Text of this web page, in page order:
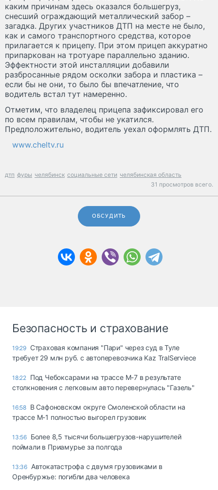
каким причинам здесь оказался большегруз,
снесший ограждающий металлический забор –
загадка. Других участников ДТП на месте не было,
как и самого транспортного средства, которое
прилагается к прицепу. При этом прицеп аккуратно
припаркован на тротуаре параллельно зданию.
Эффектности этой инсталляции добавили
разбросанные рядом осколки забора и пластика –
если бы не они, то было бы впечатление, что
водитель встал тут намеренно.
Отметим, что владелец прицепа зафиксировал его
по всем правилам, чтобы не укатился.
Предположительно, водитель уехал оформлять ДТП.
www.cheltv.ru
дтп фуры челябинск социальные сети челябинская область
31 просмотров всего.
ОБСУДИТЬ
Безопасность и страхование
19:29 Страховая компания "Пари" через суд в Туле
требует 29 млн руб. с автоперевозчика Kaz TralServiece
18:22 Под Чебоксарами на трассе М-7 в результате
столкновения с легковым авто перевернулась "Газель"
16:58 В Сафоновском округе Смоленской области на
трассе М-1 полностью выгорел грузовик
13:56 Более 8,5 тысячи большегрузов-нарушителей
поймали в Приамурье за полгода
13:36 Автокатастрофа с двумя грузовиками в
Оренбуржье: погибли два человека